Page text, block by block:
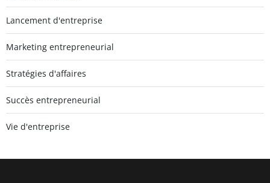
Lancement d'entreprise
Marketing entrepreneurial
Stratégies d'affaires
Succès entrepreneurial
Vie d'entreprise